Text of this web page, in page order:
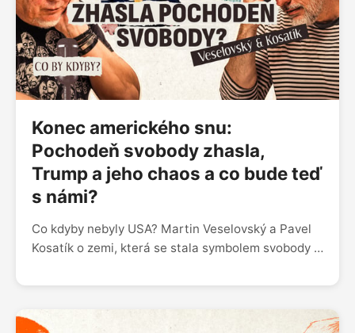
Konec amerického snu:
Pochodeň svobody zhasla,
Trump a jeho chaos a co bude teď
s námi?
Co kdyby nebyly USA? Martin Veselovský a Pavel
Kosatík o zemi, která se stala symbolem svobody i
od ostatních států? Co by se stalo s Evropou,
velmoci? Nebo se to už děje? A nabízí Donald